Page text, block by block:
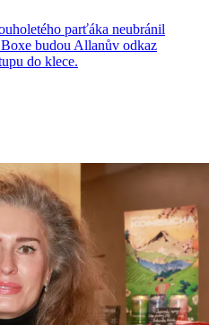
parťáka neubránil
budou Allanův odkaz
do klece.